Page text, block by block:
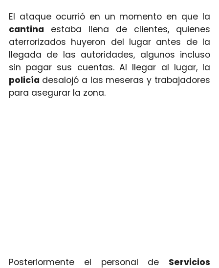
El ataque ocurrió en un momento en que la
cantina estaba llena de clientes, quienes
aterrorizados huyeron del lugar antes de la
llegada de las autoridades, algunos incluso
sin pagar sus cuentas. Al llegar al lugar, la
policía desalojó a las meseras y trabajadores
para asegurar la zona.
Posteriormente el personal de Servicios